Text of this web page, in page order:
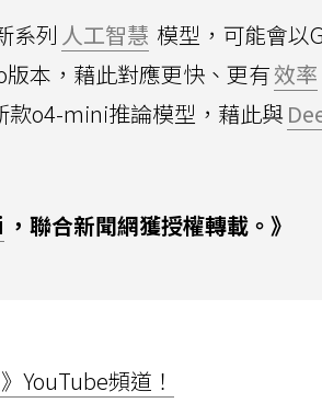
系列 人工智慧 模型，可能會以
本，藉此對應更快、更有效率
款o4-mini推論模型，藉此與
，聯合新聞網獲授權轉載。》
YouTube頻道！